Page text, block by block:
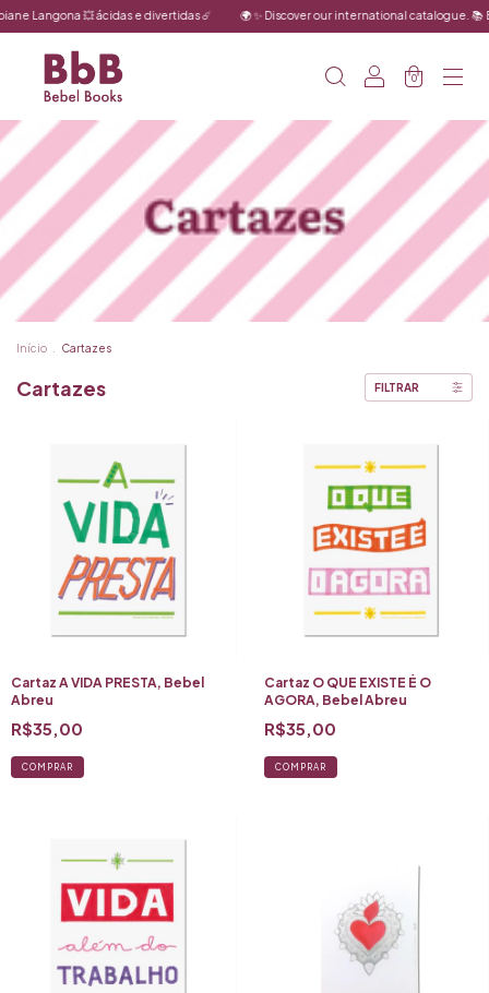
💥 ácidas e divertidas ☄️ 🌍 ✨ Discover our international catalogue. 📚
0
Início Cartazes
Cartazes FILTRAR
Cartaz A VIDA PRESTA, Bebel
Abreu
R$35,00
COMPRAR
Cartaz O QUE EXISTE É O
AGORA, Bebel Abreu
R$35,00
COMPRAR